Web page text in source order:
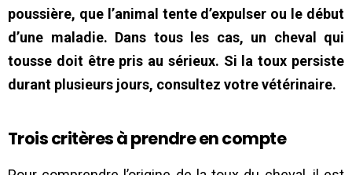
poussière, que l’animal tente d’expulser ou le début
d’une maladie. Dans tous les cas, un cheval qui
tousse doit être pris au sérieux. Si la toux persiste
durant plusieurs jours, consultez votre vétérinaire.
Trois critères à prendre en compte